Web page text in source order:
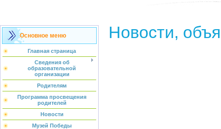
Основное меню
Главная страница
Сведения об
образовательной
организации
Родителям
Программа просвещения
родителей
Новости
Музей Победы
Новости,